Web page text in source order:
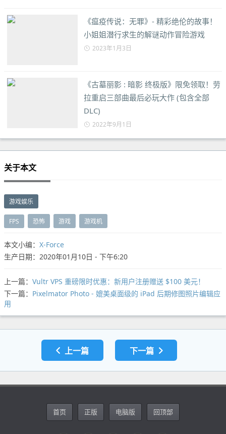
《瘟疫传说：无罪》- 精彩绝伦的故事！
小姐姐潜行求生的解谜动作冒险游戏
2023年1月3日
《古墓丽影 : 暗影 终极版》限免领取！劳
拉重启三部曲最后必玩大作 (包含全部
DLC)
2022年9月1日
关于本文
游戏娱乐
FPS 恐怖 游戏 游戏机
本文小编： X-Force
生产日期：2020年01月10日 - 下午6:20
上一篇： Vultr VPS 重磅限时优惠：新用户注册赠送 $100 美元！
下一篇： Pixelmator Photo - 媲美桌面级的 iPad 后期修图照片编辑应
用
上一篇 下一篇
首页 正版 电脑版 回顶部